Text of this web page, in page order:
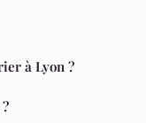
à Lyon ?